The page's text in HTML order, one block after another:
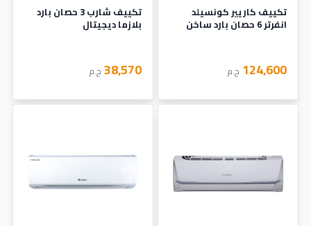
تكييف كاريير كونسيلد
انفرتر 6 حصان بارد ساخن
124,600 ج.م
تكييف شارب 3 حصان بارد
بلازما ديجيتال
38,570 ج.م